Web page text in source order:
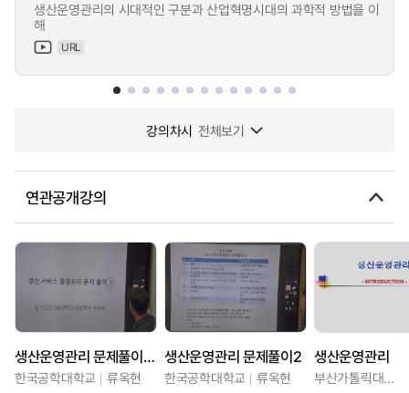
생산운영관리의 시대적인 구분과 산업혁명시대의 과학적 방법을 이
해
URL
강의차시 전체보기
연관공개강의
생산운영관리 문제풀이 –1
한국공학대학교 류옥현
생산운영관리 문제풀이2
한국공학대학교 류옥현
생산운영관리
부산가톨릭대학교